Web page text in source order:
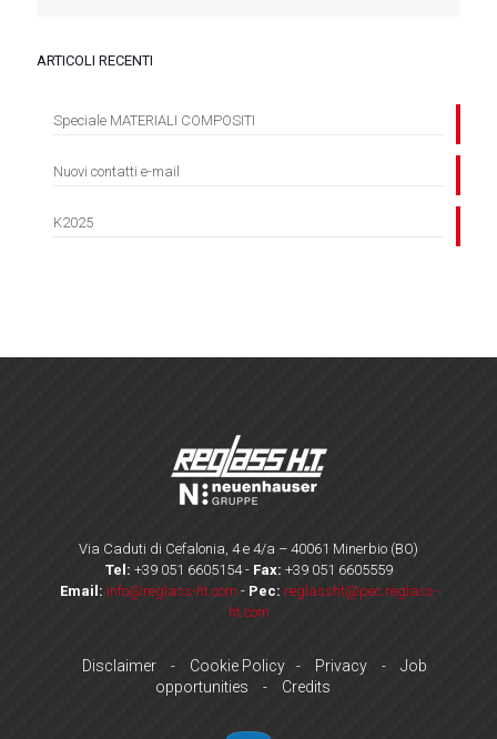
ARTICOLI RECENTI
Speciale MATERIALI COMPOSITI
Nuovi contatti e-mail
K2025
Via Caduti di Cefalonia, 4 e 4/a – 40061 Minerbio (BO)
Tel: +39 051 6605154- Fax: +39 051 6605559
Email: info@reglass-ht.com - Pec: reglassht@pec.reglass-
ht.com
Disclaimer - Cookie Policy - Privacy -
Job
opportunities
- Credits